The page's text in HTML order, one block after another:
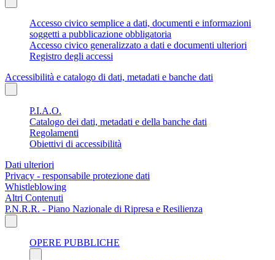
Accesso civico semplice a dati, documenti e informazioni
soggetti a pubblicazione obbligatoria
Accesso civico generalizzato a dati e documenti ulteriori
Registro degli accessi
Accessibilità e catalogo di dati, metadati e banche dati
P.I.A.O.
Catalogo dei dati, metadati e della banche dati
Regolamenti
Obiettivi di accessibilità
Dati ulteriori
Privacy - responsabile protezione dati
Whistleblowing
Altri Contenuti
P.N.R.R. - Piano Nazionale di Ripresa e Resilienza
OPERE PUBBLICHE